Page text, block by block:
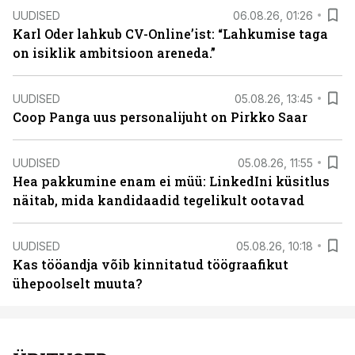
UUDISED 06.08.26, 01:26
Karl Oder lahkub CV-Online’ist: “Lahkumise taga
on isiklik ambitsioon areneda.”
UUDISED 05.08.26, 13:45
Coop Panga uus personalijuht on Pirkko Saar
UUDISED 05.08.26, 11:55
Hea pakkumine enam ei müü: LinkedIni küsitlus
näitab, mida kandidaadid tegelikult ootavad
UUDISED 05.08.26, 10:18
Kas tööandja võib kinnitatud töögraafikut
ühepoolselt muuta?